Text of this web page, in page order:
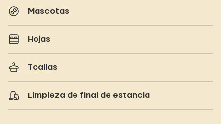
Mascotas
Hojas
Toallas
Limpieza de final de estancia